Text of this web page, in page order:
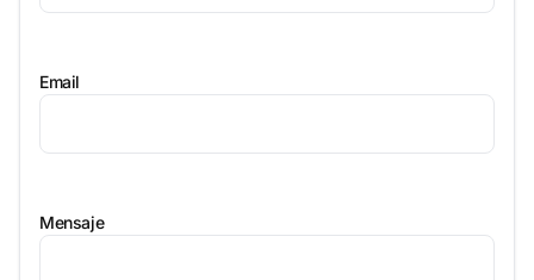
Email
Mensaje